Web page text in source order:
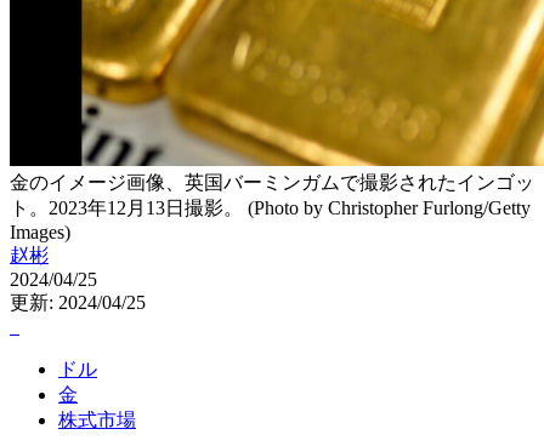
金のイメージ画像、英国バーミンガムで撮影されたインゴッ
ト。2023年12月13日撮影。 (Photo by Christopher Furlong/Getty
Images)
赵彬
2024/04/25
更新: 2024/04/25
ドル
金
株式市場